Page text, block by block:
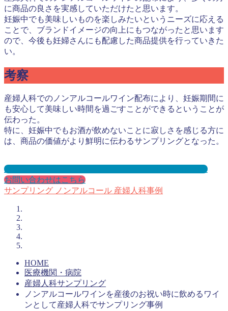
に商品の良さを実感していただけたと思います。
妊娠中でも美味しいものを楽しみたいというニーズに応える
ことで、ブランドイメージの向上にもつながったと思います
ので、今後も妊婦さんにも配慮した商品提供を行っていきた
い。
考察
産婦人科でのノンアルコールワイン配布により、妊娠期間に
も安心して美味しい時間を過ごすことができるということが
伝わった。
特に、妊娠中でもお酒が飲めないことに寂しさを感じる方に
は、商品の価値がより鮮明に伝わるサンプリングとなった。
産婦人科サンプリングとは？メリット３選と事例を紹介
お問い合わせはこちら
サンプリング ノンアルコール 産婦人科事例
HOME
医療機関・病院
産婦人科サンプリング
ノンアルコールワインを産後のお祝い時に飲めるワイ
ンとして産婦人科でサンプリング事例